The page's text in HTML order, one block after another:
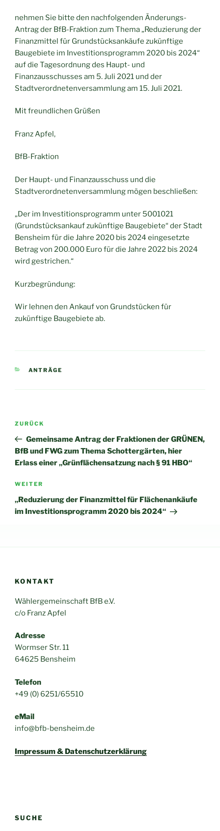
nehmen Sie bitte den nachfolgenden Änderungs-
Antrag der BfB-Fraktion zum Thema „Reduzierung der
Finanzmittel für Grundstücksankäufe zukünftige
Baugebiete im Investitionsprogramm 2020 bis 2024“
auf die Tagesordnung des Haupt- und
Finanzausschusses am 5. Juli 2021 und der
Stadtverordnetenversammlung am 15. Juli 2021.
Mit freundlichen Grüßen
Franz Apfel,
BfB-Fraktion
Der Haupt- und Finanzausschuss und die
Stadtverordnetenversammlung mögen beschließen:
„Der im Investitionsprogramm unter 5001021
(Grundstücksankauf zukünftige Baugebiete“ der Stadt
Bensheim für die Jahre 2020 bis 2024 eingesetzte
Betrag von 200.000 Euro für die Jahre 2022 bis 2024
wird gestrichen.“
Kurzbegründung:
Wir lehnen den Ankauf von Grundstücken für
zukünftige Baugebiete ab.
KATEGORIEN
ANTRÄGE
Beitragsnavigation
Vorheriger
Beitrag
ZURÜCK
Gemeinsame Antrag der Fraktionen der GRÜNEN,
BfB und FWG zum Thema Schottergärten, hier
Erlass einer „Grünflächensatzung nach § 91 HBO“
Nächster
Beitrag
WEITER
„Reduzierung der Finanzmittel für Flächenankäufe
im Investitionsprogramm 2020 bis 2024“
KONTAKT
Wählergemeinschaft BfB e.V.
c/o Franz Apfel
Adresse
Wormser Str. 11
64625 Bensheim
Telefon
+49 (0) 6251/65510
eMail
info@bfb-bensheim.de
Impressum & Datenschutzerklärung
SUCHE